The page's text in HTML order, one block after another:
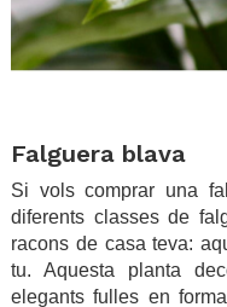
Falguera blava
Si vols comprar una
diferents classes de
racons de casa teva:
tu. Aquesta planta
elegants fulles en